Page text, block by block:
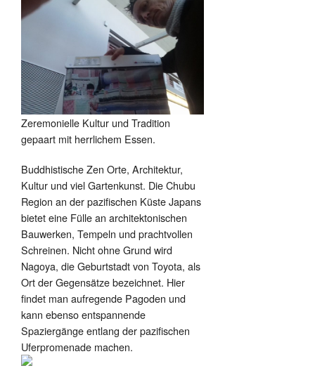
Zeremonielle Kultur und Tradition
gepaart mit herrlichem Essen.
Buddhistische Zen Orte, Architektur,
Kultur und viel Gartenkunst. Die Chubu
Region an der pazifischen Küste Japans
bietet eine Fülle an architektonischen
Bauwerken, Tempeln und prachtvollen
Schreinen. Nicht ohne Grund wird
Nagoya, die Geburtstadt von Toyota, als
Ort der Gegensätze bezeichnet. Hier
findet man aufregende Pagoden und
kann ebenso entspannende
Spaziergänge entlang der pazifischen
Uferpromenade machen.